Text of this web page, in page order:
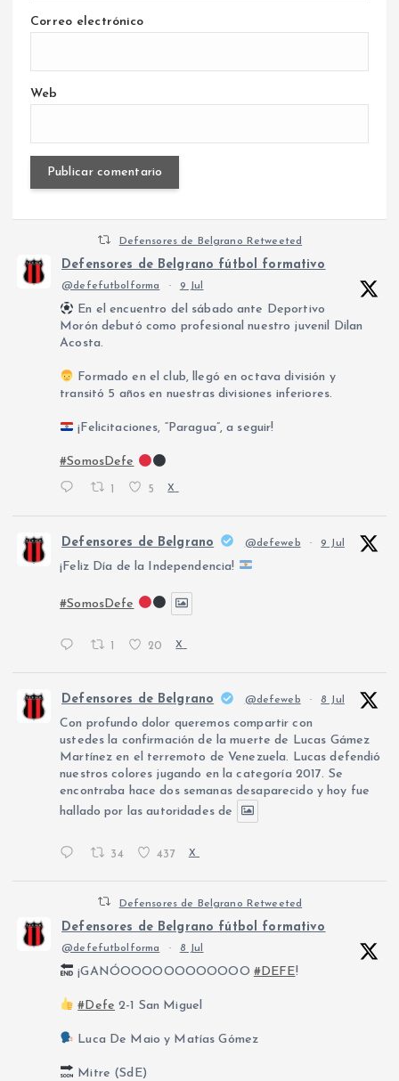
Correo electrónico
Web
Defensores de Belgrano Retweeted
Defensores de Belgrano fútbol formativo
@defefutbolforma · 9 Jul
En el encuentro del sábado ante Deportivo
Morón debutó como profesional nuestro juvenil Dilan
Acosta.
Formado en el club, llegó en octava división y
transitó 5 años en nuestras divisiones inferiores.
¡Felicitaciones, “Paragua”, a seguir!
#SomosDefe
1 5 X
Defensores de Belgrano @defeweb · 9 Jul
¡Feliz Día de la Independencia!
#SomosDefe
20 X
Defensores de Belgrano @defeweb · 8 Jul
Con profundo dolor queremos compartir con
ustedes la confirmación de la muerte de Lucas Gámez
Martínez en el terremoto de Venezuela. Lucas defendió
nuestros colores jugando en la categoría 2017. Se
encontraba hace dos semanas desaparecido y hoy fue
hallado por las autoridades de
34 437 X
Defensores de Belgrano Retweeted
Defensores de Belgrano fútbol formativo
@defefutbolforma · 8 Jul
¡GANÓOOOOOOOOOOOO #DEFE!
#Defe 2-1 San Miguel
Luca De Maio y Matías Gómez
Mitre (SdE)